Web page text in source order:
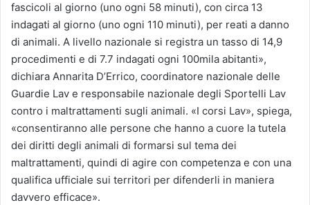
fascicoli al giorno (uno ogni 58 minuti), con circa 13
indagati al giorno (uno ogni 110 minuti), per reati a danno
di animali. A livello nazionale si registra un tasso di 14,9
procedimenti e di 7.7 indagati ogni 100mila abitanti»,
dichiara Annarita D’Errico, coordinatore nazionale delle
Guardie Lav e responsabile nazionale degli Sportelli Lav
contro i maltrattamenti sugli animali. «I corsi Lav», spiega,
«consentiranno alle persone che hanno a cuore la tutela
dei diritti degli animali di formarsi sul tema dei
maltrattamenti, quindi di agire con competenza e con una
qualifica ufficiale sui territori per difenderli in maniera
davvero efficace».